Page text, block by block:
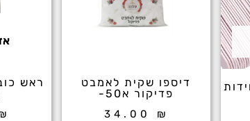
דיספו שקית לאמבט
פדיקור א50-
34.00 ₪